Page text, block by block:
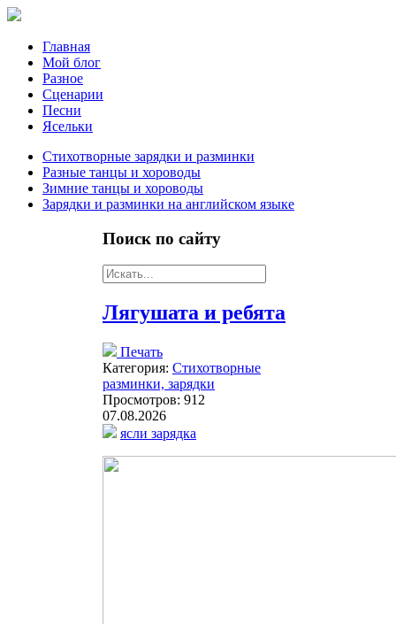
Главная
Мой блог
Разное
Сценарии
Песни
Ясельки
Стихотворные зарядки и разминки
Разные танцы и хороводы
Зимние танцы и хороводы
Зарядки и разминки на английском языке
Поиск по сайту
Лягушата и ребята
Печать
Категория: Стихотворные
разминки, зарядки
Просмотров: 912
07.08.2026
ясли зарядка